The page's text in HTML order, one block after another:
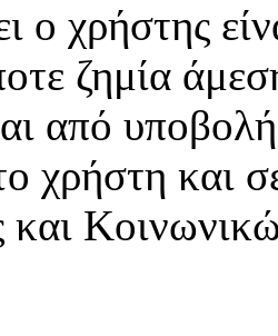
ο χρήστης
ζημία
από
χρήστη και
και